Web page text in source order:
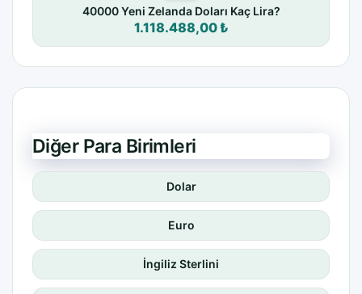
40000 Yeni Zelanda Doları Kaç Lira?
1.118.488,00 ₺
Diğer Para Birimleri
Dolar
Euro
İngiliz Sterlini